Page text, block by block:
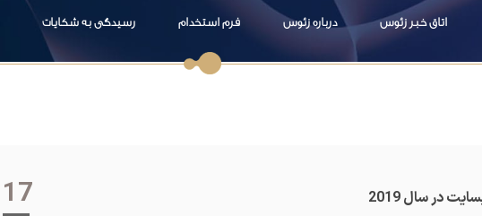
اتاق خبر زئوس درباره زئوس فرم استخدام رسیدگی به شکایات
17